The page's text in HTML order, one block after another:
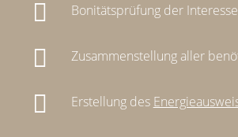
Bonitätsprüfung der
Zusammenstellung aller
Erstellung des